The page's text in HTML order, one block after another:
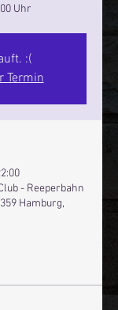
Uhr
:(
Termin
- Reeperbahn
Hamburg,